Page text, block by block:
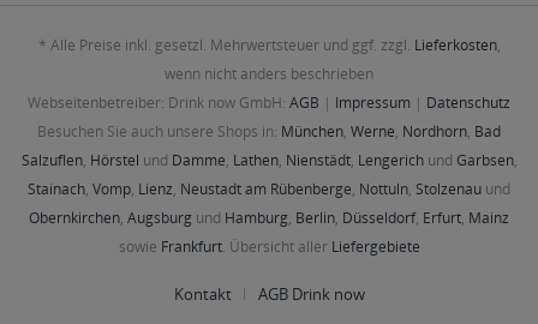
* Alle Preise inkl. gesetzl. Mehrwertsteuer und ggf. zzgl. Lieferkosten,
wenn nicht anders beschrieben
Webseitenbetreiber: Drink now GmbH: AGB | Impressum | Datenschutz
Besuchen Sie auch unsere Shops in: München, Werne, Nordhorn, Bad
Salzuflen, Hörstel und Damme, Lathen, Nienstädt, Lengerichund Garbsen,
Stainach, Vomp, Lienz, Neustadt am Rübenberge, Nottuln, Stolzenau und
Obernkirchen, Augsburg und Hamburg, Berlin, Düsseldorf, Erfurt, Mainz
sowie Frankfurt. Übersicht aller Liefergebiete
Kontakt AGB Drink now